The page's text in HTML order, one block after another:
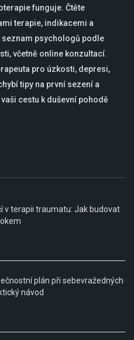
funguje. Čtěte
terapie, indikacemi a
psychologů podle
včetně online konzultací.
pro úzkosti, depresi,
tipy na první sezení a
cestu k duševní pohodě
v terapii traumatu: Jak budovat
plán při sebevražedných
návod